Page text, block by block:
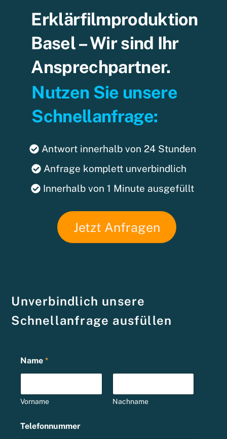
Erklärfilmproduktion
Basel – Wir sind Ihr
Ansprechpartner.
Nutzen Sie unsere
Schnellanfrage:
Antwort innerhalb von 24 Stunden
Anfrage komplett unverbindlich
Innerhalb von 1 Minute ausgefüllt
Jetzt Anfragen
Unverbindlich unsere
Schnellanfrage ausfüllen
Name *
Vorname Nachname
i
Telefonnummer